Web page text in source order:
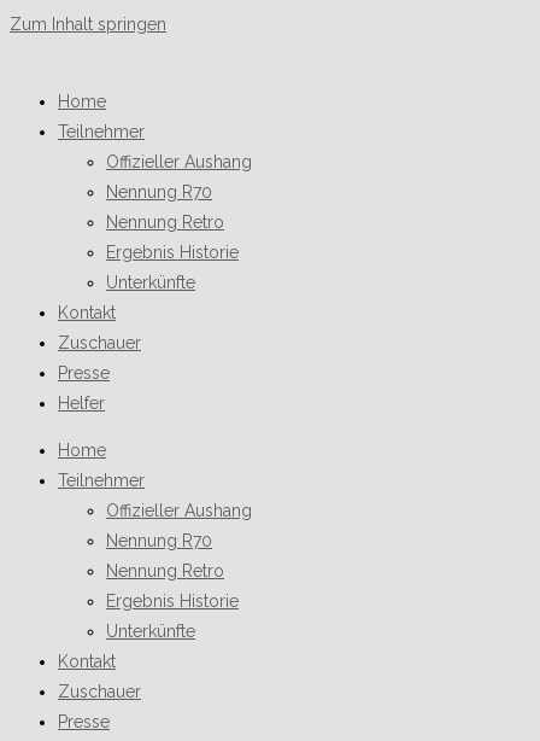
Zum Inhalt springen
Home
Teilnehmer
Offizieller Aushang
Nennung R70
Nennung Retro
Ergebnis Historie
Unterkünfte
Kontakt
Zuschauer
Presse
Helfer
Home
Teilnehmer
Offizieller Aushang
Nennung R70
Nennung Retro
Ergebnis Historie
Unterkünfte
Kontakt
Zuschauer
Presse